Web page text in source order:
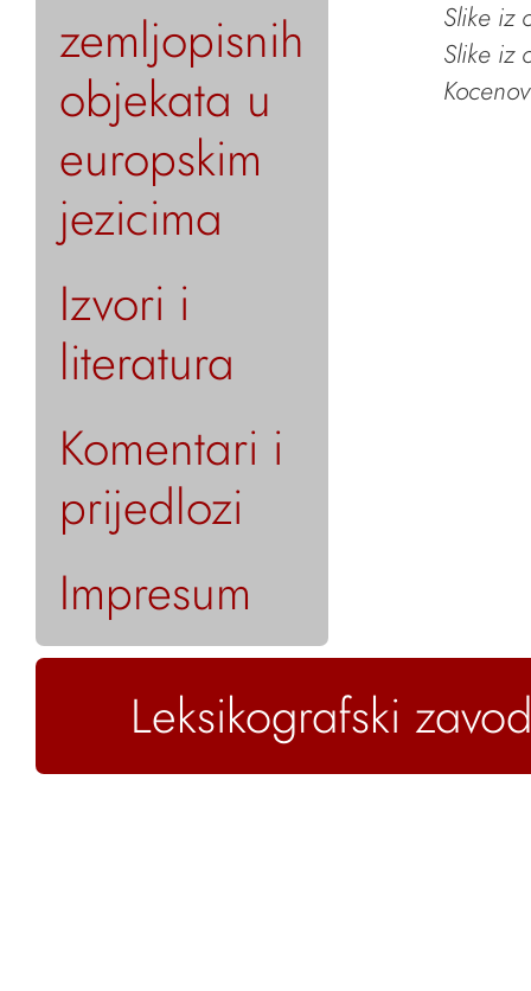
zemljopisnih
objekata u
europskim
jezicima
Izvori i
literatura
Komentari i
prijedlozi
Impresum
Slike iz
Slike iz
Leksikografski